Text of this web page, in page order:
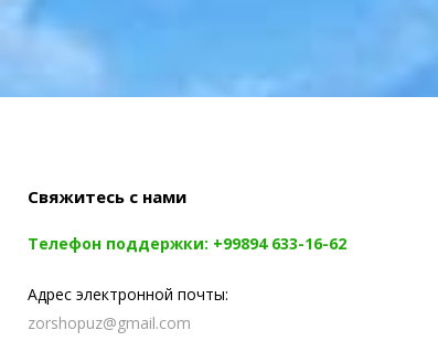
Свяжитесь с нами
Телефон поддержки: +99894 633-16-62
Адрес электронной почты:
zorshopuz@gmail.com